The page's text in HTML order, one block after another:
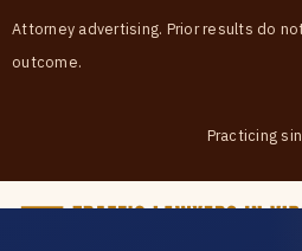
Attorney advertising. Prior results do
outcome.
Practicing